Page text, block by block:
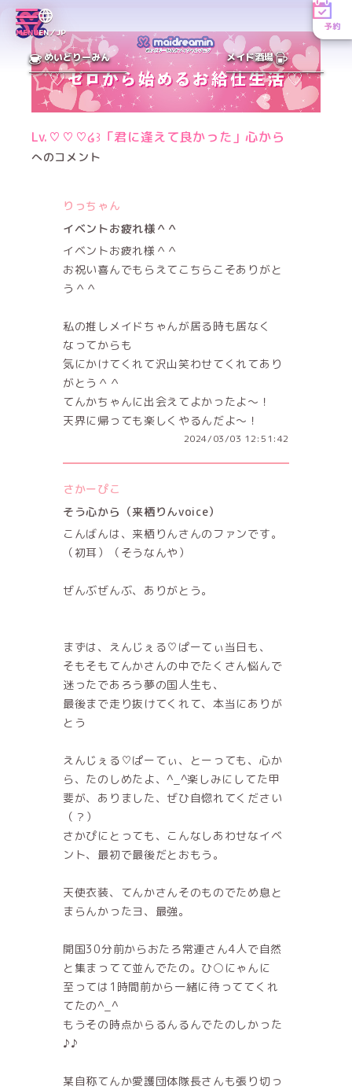
MENUEN／JP
予約
めいどりーみん メイド酒場
Lv.♡♡♡໒꒱「君に逢えて良かった」心から
へのコメント
りっちゃん
イベントお疲れ様＾＾
イベントお疲れ様＾＾
お祝い喜んでもらえてこちらこそありがと
う＾＾
私の推しメイドちゃんが居る時も居なく
なってからも
気にかけてくれて沢山笑わせてくれてあり
がとう＾＾
てんかちゃんに出会えてよかったよ〜！
天界に帰っても楽しくやるんだよ〜！
2024/03/03 12:51:42
さかーぴこ
そう心から（来栖りんvoice）
こんばんは、来栖りんさんのファンです。
（初耳）（そうなんや）
ぜんぶぜんぶ、ありがとう。
まずは、えんじぇる♡ぱーてぃ当日も、
そもそもてんかさんの中でたくさん悩んで
迷ったであろう夢の国人生も、
最後まで走り抜けてくれて、本当にありが
とう
えんじぇる♡ぱーてぃ、とーっても、心か
ら、たのしめたよ、^_^楽しみにしてた甲
斐が、ありました、ぜひ自惚れてください
（？）
さかぴにとっても、こんなしあわせなイベ
ント、最初で最後だとおもう。
天使衣装、てんかさんそのものでため息と
まらんかったヨ、最強。
開国30分前からおたろ常連さん4人で自然
と集まってて並んでたの。ひ○にゃんに
至っては1時間前から一緒に待っててくれ
てたの^_^
もうその時点からるんるんでたのしかった
♪♪
某自称てんか愛護団体隊長さんも張り切っ